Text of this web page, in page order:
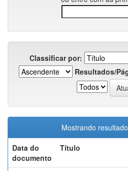
Classificar por:
Resultados/
Mostrando
Data do
documento
Título